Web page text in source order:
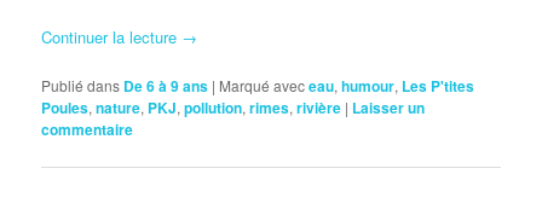
Continuer la lecture →
Publié dans De 6 à 9 ans | Marqué aveceau,humour, Les P'tites
Poules,nature, PKJ,pollution,rimes,rivière | Laisser un
commentaire